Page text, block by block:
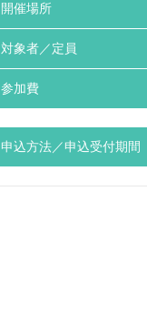
開催場所
対象者／定員
参加費
申込方法／申込受付期間